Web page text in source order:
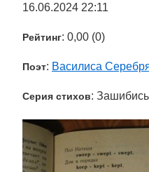
16.06.2024 22:11
Рейтинг: 0,00 (0)
Поэт: Василиса
Серия стихов: